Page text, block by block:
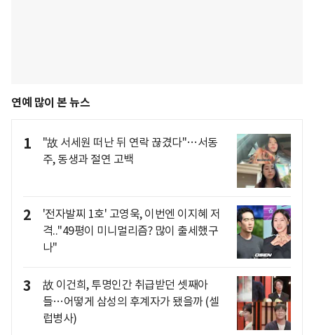
연예 많이 본 뉴스
1
"故 서세원 떠난 뒤 연락 끊겼다"…서동
주, 동생과 절연 고백
2
'전자발찌 1호' 고영욱, 이번엔 이지혜 저
격.."49평이 미니멀리즘? 많이 출세했구
나"
3
故 이건희, 투명인간 취급받던 셋째아
들…어떻게 삼성의 후계자가 됐을까 (셀
럽병사)